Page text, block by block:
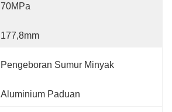
70MPa
177,8mm
Pengeboran Sumur Minyak
Aluminium Paduan